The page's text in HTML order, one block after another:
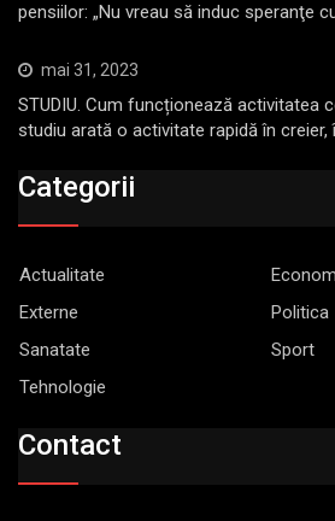
pensiilor: „Nu vreau să induc speranţe
mai 31, 2023
STUDIU. Cum funcționează activitatea
studiu arată o activitate rapidă în
Categorii
Actualitate
Externe
Politica
Sanatate
Sport
Tehnologie
Contact